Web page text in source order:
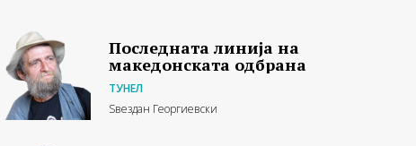
Последната линија на
македонската одбрана
ТУНЕЛ
Ѕвездан Георгиевски